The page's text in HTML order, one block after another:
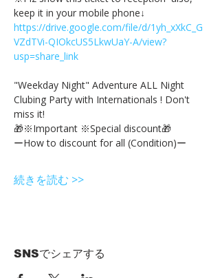
keep it in your mobile phone↓
https://drive.google.com/file/d/1yh_xXkC_G
VZdTVi-QIOkcUS5LkwUaY-A/view?
usp=share_link
"Weekday Night" Adventure ALL Night
Clubing Party with Internationals ! Don't
miss it!
🎁※Important ※Special discount🎁
ーHow to discount for all (Condition)ー
続きを読む >>
SNSでシェアする